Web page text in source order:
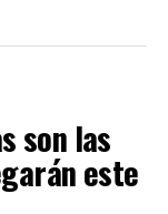
son las
este